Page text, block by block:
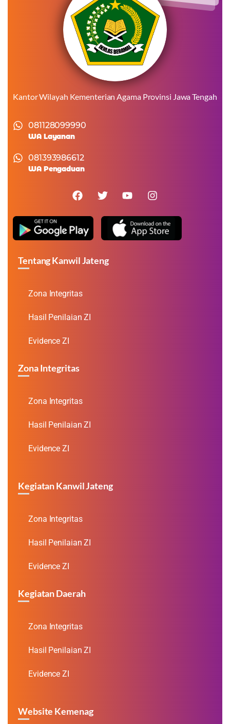
Kantor Wilayah Kementerian Agama Provinsi Jawa Tengah
081128099990
WA Layanan
081393986612
WA Pengaduan
Tentang Kanwil Jateng
Zona Integritas
Hasil Penilaian ZI
Evidence ZI
Zona Integritas
Zona Integritas
Hasil Penilaian ZI
Evidence ZI
Kegiatan Kanwil Jateng
Zona Integritas
Hasil Penilaian ZI
Evidence ZI
Kegiatan Daerah
Zona Integritas
Hasil Penilaian ZI
Evidence ZI
Website Kemenag